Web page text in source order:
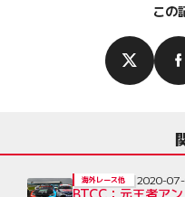
この
BTCC：元王者ア
海外レース他 2020-